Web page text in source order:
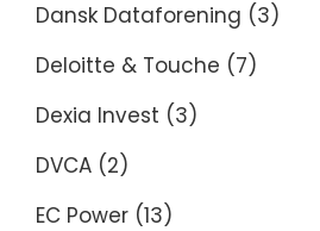
Dansk Dataforening (3)
Deloitte & Touche (7)
Dexia Invest (3)
DVCA (2)
EC Power (13)